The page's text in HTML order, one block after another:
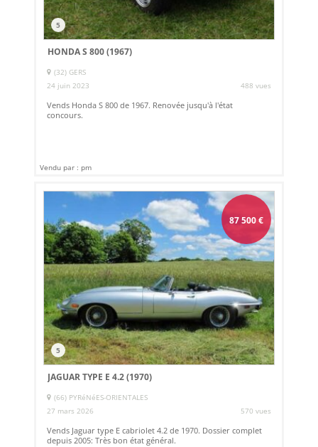
5
HONDA S 800 (1967)
(32) GERS
24 juin 2023
488 vues
Vends Honda S 800 de 1967. Renovée jusqu'à l'état
concours.
Vendu par : pm
87 500€
5
JAGUAR TYPE E 4.2 (1970)
(66) PYRéNéES-ORIENTALES
27 mars 2026
570 vues
Vends Jaguar type E cabriolet 4.2 de 1970. Dossier complet
depuis 2005: Très bon état général.